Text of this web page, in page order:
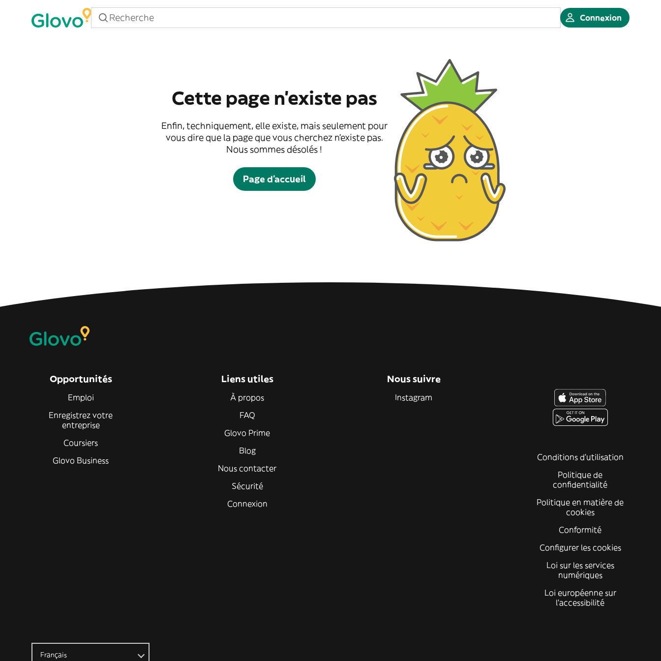
Connexion
Cette page n'existe pas
Enfin, techniquement, elle existe, mais seulement pour
vous dire que la page que vous cherchez n'existe pas.
Nous sommes désolés !
Page d'accueil
Opportunités
Emploi
Enregistrez votre
entreprise
Coursiers
Glovo Business
Liens utiles
À propos
FAQ
Glovo Prime
Blog
Nous contacter
Sécurité
Connexion
Nous suivre
Instagram
Conditions d'utilisation
Politique de
confidentialité
Politique en matière de
cookies
Conformité
Configurer les cookies
Loi sur les services
numériques
Loi européenne sur
l’accessibilité